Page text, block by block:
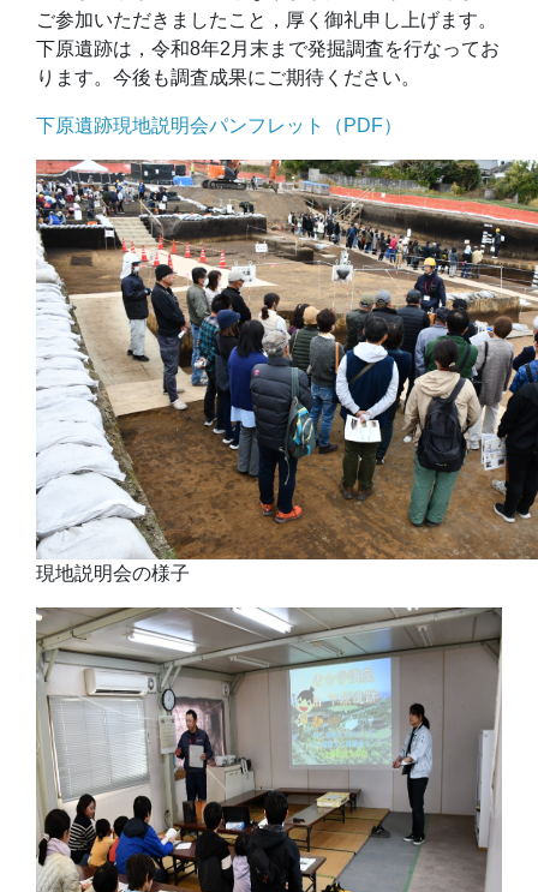
ご参加いただきましたこと，厚く御礼申し上げます。
下原遺跡は，令和8年2月末まで発掘調査を行なってお
ります。今後も調査成果にご期待ください。
下原遺跡現地説明会パンフレット（PDF）
現地説明会の様子